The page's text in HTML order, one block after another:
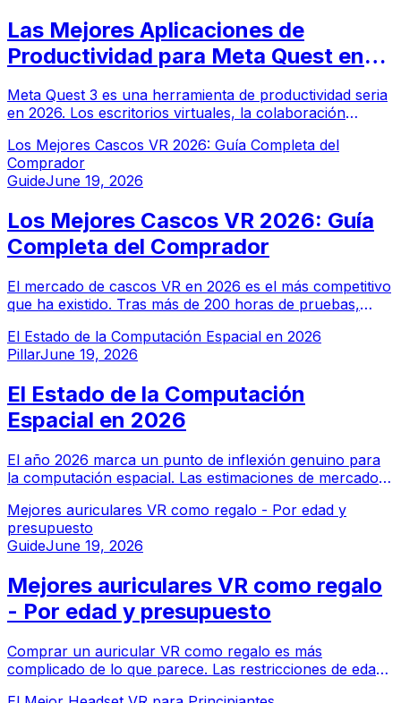
Las Mejores Aplicaciones de
Productividad para Meta Quest en
Meta Quest 3 es una herramienta de productividad seria
en 2026. Los escritorios virtuales, la colaboración
de bienestar están impulsando la adopción en trabajos
del conocimiento. Aquí están las 10 mejores aplicaciones
de productividad para Meta Quest este año.
Los Mejores Cascos VR 2026: Guía Completa del
Comprador
GuideJune 19, 2026
Los Mejores Cascos VR 2026: Guía
Completa del Comprador
El mercado de cascos VR en 2026 es el más competitivo
que ha existido. Tras más de 200 horas de pruebas,
cascos VR en todas las categorías y presupuestos.
El Estado de la Computación Espacial en 2026
PillarJune 19, 2026
El Estado de la Computación
Espacial en 2026
El año 2026 marca un punto de inflexión genuino para
la computación espacial. Las estimaciones de mercado
aproximadamente $200-225 mil millones en 2026, con
proyecciones que apuntan hacia $800 mil millones o
más para mediados de los años 2030.
Mejores auriculares VR como regalo - Por edad y
presupuesto
GuideJune 19, 2026
Mejores auriculares VR como regalo
- Por edad y presupuesto
Comprar un auricular VR como regalo es más
complicado de lo que parece. Las restricciones de edad,